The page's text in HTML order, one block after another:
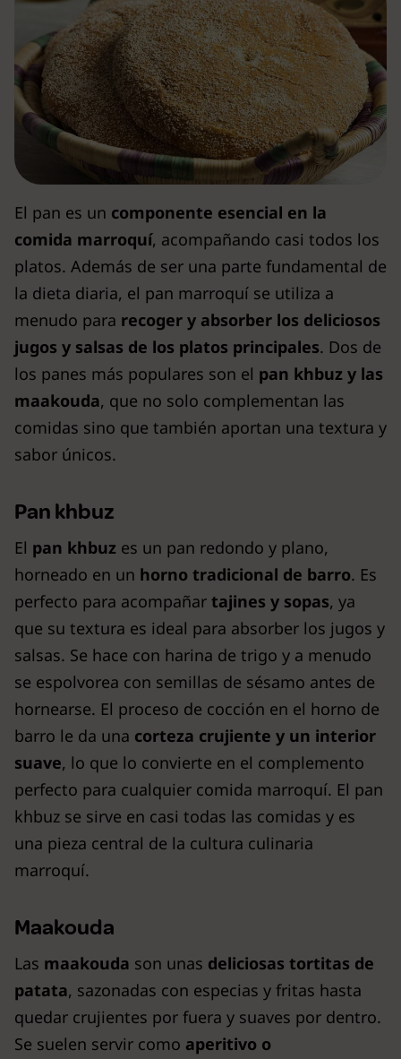
El pan es un componente esencial en la
comida marroquí, acompañando casi todos los
platos. Además de ser una parte fundamental de
la dieta diaria, el pan marroquí se utiliza a
menudo para recoger y absorber los deliciosos
jugos y salsas de los platos principales. Dos de
los panes más populares son el pan khbuz y las
maakouda, que no solo complementan las
comidas sino que también aportan una textura y
sabor únicos.
Pan khbuz
El pan khbuz es un pan redondo y plano,
horneado en un horno tradicional de barro. Es
perfecto para acompañar tajines y sopas, ya
que su textura es ideal para absorber los jugos y
salsas. Se hace con harina de trigo y a menudo
se espolvorea con semillas de sésamo antes de
hornearse. El proceso de cocción en el horno de
barro le da una corteza crujiente y un interior
suave, lo que lo convierte en el complemento
perfecto para cualquier comida marroquí. El pan
khbuz se sirve en casi todas las comidas y es
una pieza central de la cultura culinaria
marroquí.
Maakouda
Las maakouda son unas deliciosas tortitas de
patata, sazonadas con especias y fritas hasta
quedar crujientes por fuera y suaves por dentro.
Se suelen servir como aperitivo o